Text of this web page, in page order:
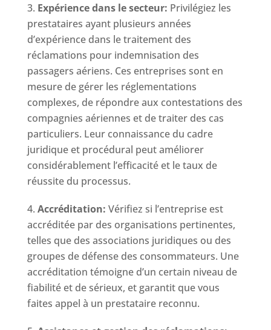
Expérience dans le secteur: Privilégiez les
prestataires ayant plusieurs années
d’expérience dans le traitement des
réclamations pour indemnisation des
passagers aériens. Ces entreprises sont en
mesure de gérer les réglementations
complexes, de répondre aux contestations des
compagnies aériennes et de traiter des cas
particuliers. Leur connaissance du cadre
juridique et procédural peut améliorer
considérablement l’efficacité et le taux de
réussite du processus.
Accréditation: Vérifiez si l’entreprise est
accréditée par des organisations pertinentes,
telles que des associations juridiques ou des
groupes de défense des consommateurs. Une
accréditation témoigne d’un certain niveau de
fiabilité et de sérieux, et garantit que vous
faites appel à un prestataire reconnu.